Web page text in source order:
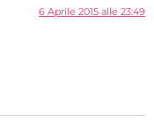
6 Aprile 2015 alle 23:49